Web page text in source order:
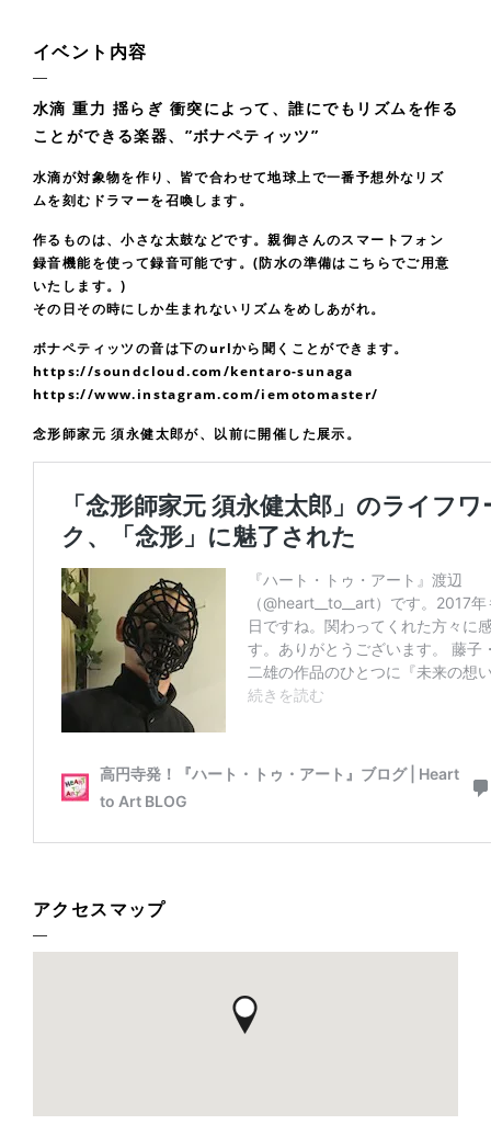
イベント内容
水滴 重力 揺らぎ 衝突によって、誰にでもリズムを作る
ことができる楽器、”ボナペティッツ”
水滴が対象物を作り、皆で合わせて地球上で一番予想外なリズ
ムを刻むドラマーを召喚します。
作るものは、小さな太鼓などです。親御さんのスマートフォン
録音機能を使って録音可能です。(防水の準備はこちらでご用意
いたします。)
その日その時にしか生まれないリズムをめしあがれ。
ボナペティッツの音は下のurlから聞くことができます。
https://soundcloud.com/kentaro-sunaga
https://www.instagram.com/iemotomaster/
念形師家元 須永健太郎が、以前に開催した展示。
アクセスマップ